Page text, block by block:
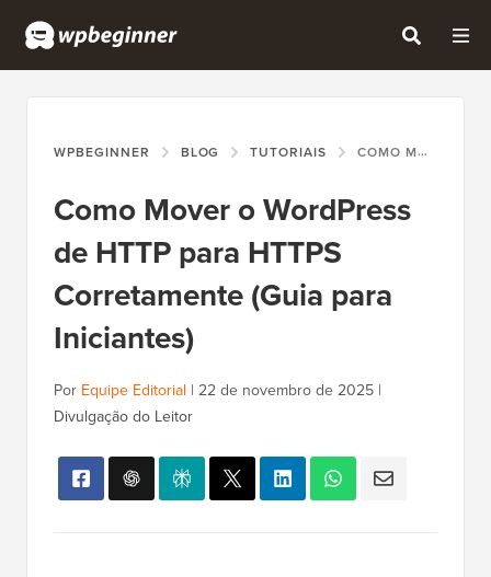
WPBEGINNER BLOG TUTORIAIS COMO MOVER O WORDPRESS DE HTTP PARA HTTPS CORRETAMENTE (GUIA PARA INICIANTES)
Como Mover o WordPress
de HTTP para HTTPS
Corretamente (Guia para
Iniciantes)
Por Equipe Editorial | 22 de novembro de 2025 |
Divulgação do Leitor